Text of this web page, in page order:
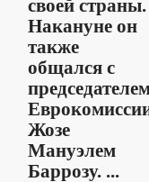
своей страны.
Накануне он
также
общался с
Жозе
Мануэлем
Баррозу. ...